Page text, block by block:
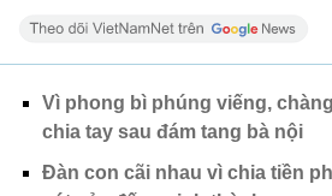
Vì phong bì phúng viếng,
chia tay sau đám tang bà nội
Đàn con cãi nhau vì chia tiền